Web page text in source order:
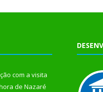
com a visita
de Nazaré